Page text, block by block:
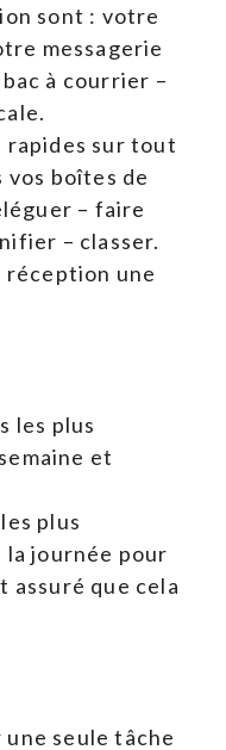
sont : votre
messagerie
à courrier –
rapides sur tout
vos boîtes de
– faire
– classer.
réception une
les plus
et
plus
journée pour
assuré que cela
seule tâche